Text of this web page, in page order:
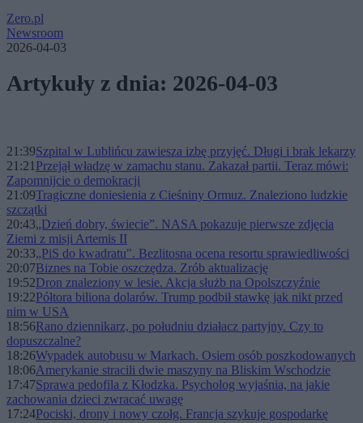
Zero.pl
Newsroom
2026-04-03
Artykuły z dnia: 2026-04-03
21:39Szpital w Lublińcu zawiesza izbę przyjęć. Długi i brak lekarzy
21:21 Przejął władzę w zamachu stanu. Zakazał partii. Teraz mówi:
Zapomnijcie o demokracji
21:09Tragiczne doniesienia z Cieśniny Ormuz. Znaleziono ludzkie
szczątki
20:43„Dzień dobry, świecie”. NASA pokazuje pierwsze zdjęcia
Ziemi z misji Artemis II
20:33„PiS do kwadratu". Bezlitosna ocena resortu sprawiedliwości
20:07Biznes na Tobie oszczędza. Zrób aktualizację
19:52Dron znaleziony w lesie. Akcja służb na Opolszczyźnie
19:22Półtora biliona dolarów. Trump podbił stawkę jak nikt przed
nim w USA
18:56Rano dziennikarz, po południu działacz partyjny. Czy to
dopuszczalne?
18:26Wypadek autobusu w Markach. Osiem osób poszkodowanych
18:06Amerykanie stracili dwie maszyny na Bliskim Wschodzie
17:47Sprawa pedofila z Kłodzka. Psycholog wyjaśnia, na jakie
zachowania dzieci zwracać uwagę
17:24Pociski, drony i nowy czołg. Francja szykuje gospodarkę